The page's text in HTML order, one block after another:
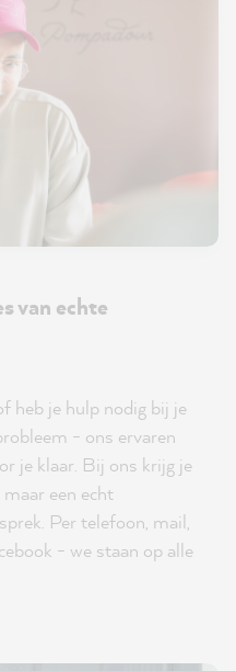
van echte
heb je hulp nodig bij je
- ons ervaren
je klaar. Bij ons krijg je
een echt
Per telefoon, mail,
- we staan op alle